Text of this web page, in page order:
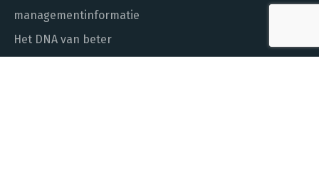
managementinformatie
Het DNA van beter